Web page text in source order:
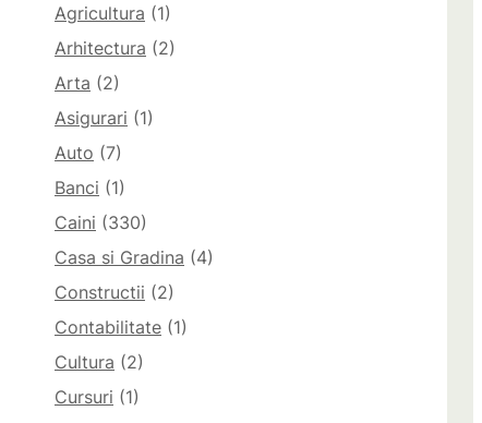
Agricultura (1)
Arhitectura (2)
Arta (2)
Asigurari (1)
Auto (7)
Banci (1)
Caini (330)
Casa si Gradina (4)
Constructii (2)
Contabilitate (1)
Cultura (2)
Cursuri (1)